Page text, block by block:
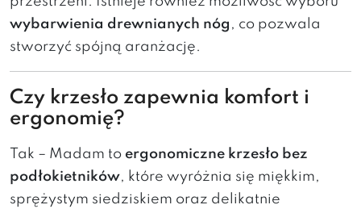
wybarwienia drewnianych nóg , co pozwala
stworzyć spójną aranżację.
Czy krzesło zapewnia komfort i
ergonomię?
Tak – Madam to ergonomiczne krzesło bez
podłokietników, które wyróżnia się miękkim,
sprężystym siedziskiem oraz delikatnie